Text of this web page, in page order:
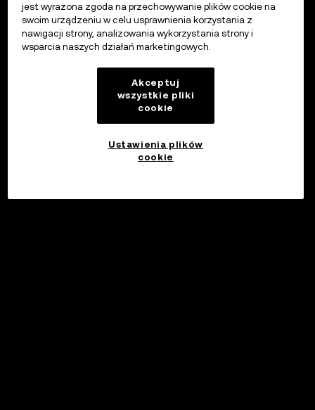
jest wyrażona zgoda na przechowywanie plików cookie na
swoim urządzeniu w celu usprawnienia korzystania z
nawigacji strony, analizowania wykorzystania strony i
wsparcia naszych działań marketingowych.
Akceptuj
wszystkie pliki
cookie
Ustawienia plików
cookie